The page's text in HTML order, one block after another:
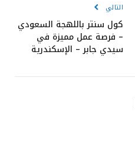
التالي
كول سنتر باللهجة السعودي
– فرصة عمل مميزة في
سيدي جابر – الإسكندرية